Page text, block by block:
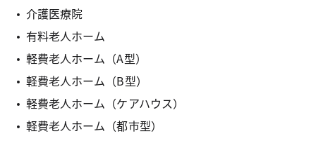
介護医療院
有料老人ホーム
軽費老人ホーム（A型）
軽費老人ホーム（B型）
軽費老人ホーム（ケアハウス）
軽費老人ホーム（都市型）